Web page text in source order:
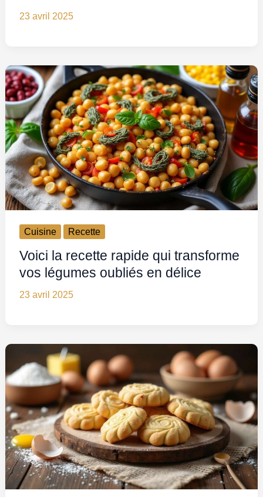
23 avril 2025
Cuisine Recette
Voici la recette rapide qui transforme
vos légumes oubliés en délice
23 avril 2025